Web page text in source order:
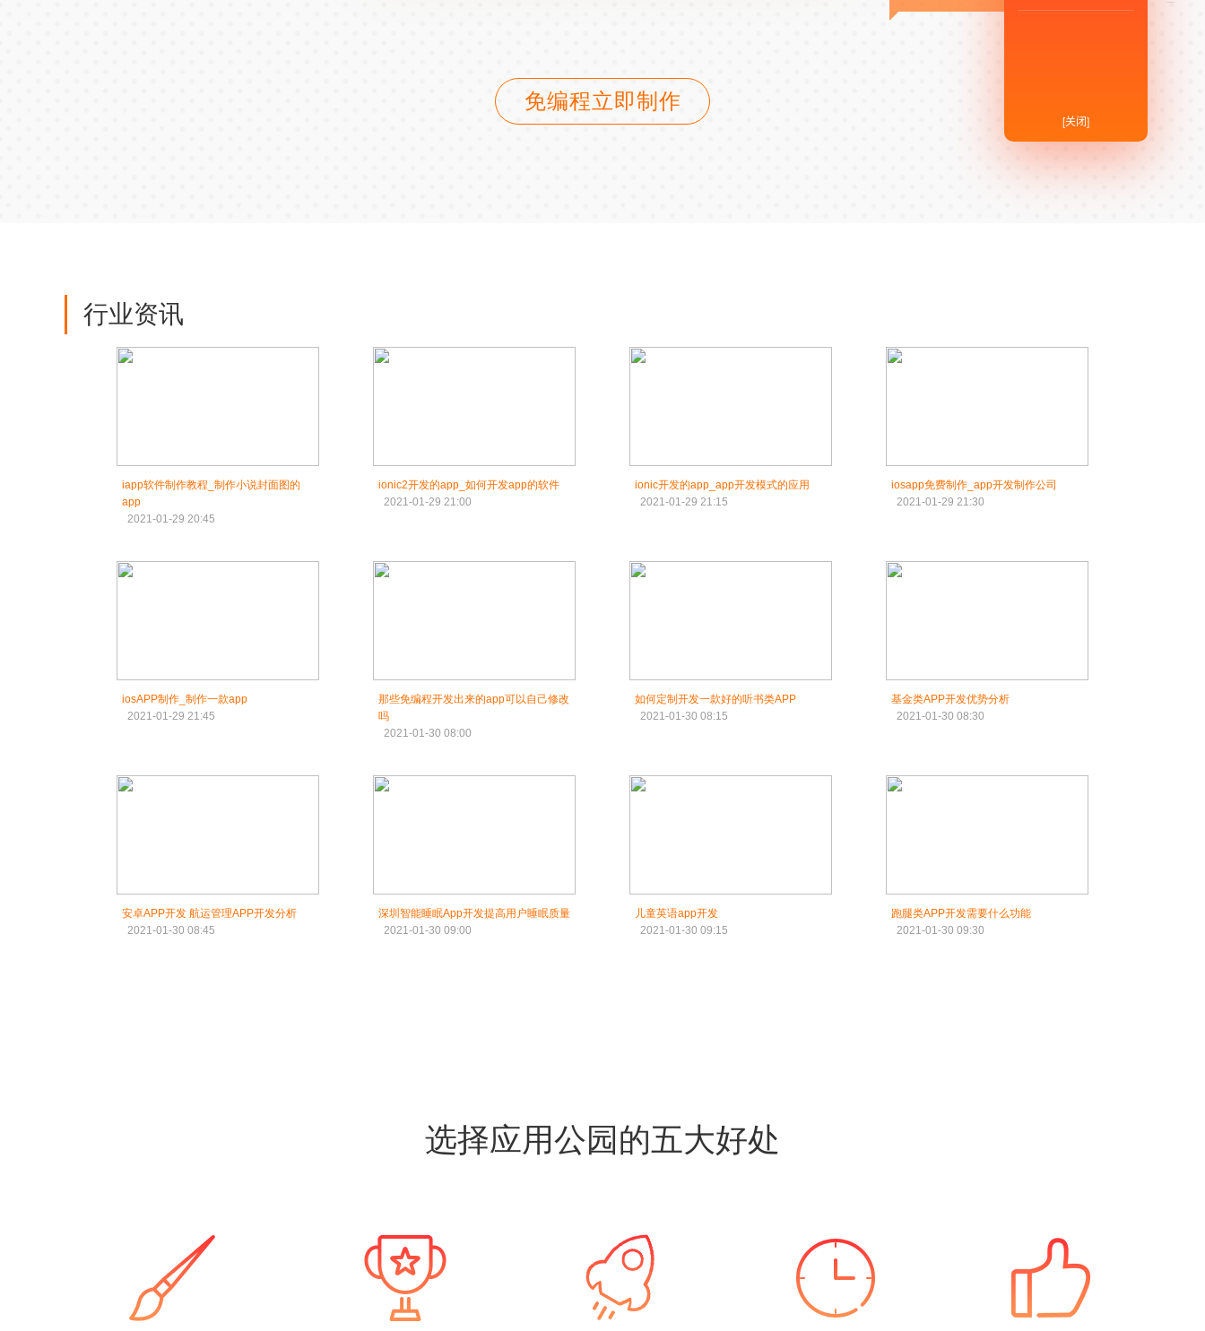
免编程立即制作
行业资讯
iapp软件制作教程_制作小说封面图的
app
2021-01-29 20:45
ionic2开发的app_如何开发app的软件
2021-01-29 21:00
ionic开发的app_app开发模式的应用
2021-01-29 21:15
iosapp免费制作_app开发制作公司
2021-01-29 21:30
iosAPP制作_制作一款app
2021-01-29 21:45
那些免编程开发出来的app可以自己修改
吗
2021-01-30 08:00
如何定制开发一款好的听书类APP
2021-01-30 08:15
基金类APP开发优势分析
2021-01-30 08:30
安卓APP开发 航运管理APP开发分析
2021-01-30 08:45
深圳智能睡眠App开发提高用户睡眠质量
2021-01-30 09:00
儿童英语app开发
2021-01-30 09:15
跑腿类APP开发需要什么功能
2021-01-30 09:30
选择应用公园的五大好处
[关闭]